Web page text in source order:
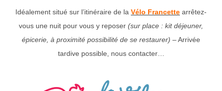
Idéalement situé sur l’itinéraire de la Vélo Francette arrêtez-
vous une nuit pour vous y reposer (sur place : kit déjeuner,
épicerie, à proximité possibilité de se restaurer) – Arrivée
tardive possible, nous contacter…